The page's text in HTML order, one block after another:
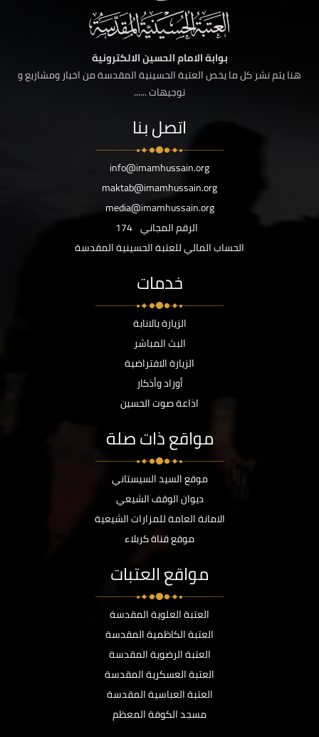
بوابة الامام الحسين الالكترونية
هنا يتم نشر كل ما يخص العتبة الحسينية المقدسة من اخبار ومشاريع و
توجيهات ......
اتصل بنا
info@imamhussain.org
maktab@imamhussain.org
media@imamhussain.org
الرقم المجاني 174
الحساب المالي للعتبة الحسينية المقدسة
خدمات
الزيارة بالانابة
البث المباشر
الزيارة الافتراضية
أوراد وأذكار
اذاعة صوت الحسين
مواقع ذات صلة
موقع السيد السيستاني
ديوان الوقف الشيعي
الامانة العامة للمزارات الشيعية
موقع قناة كربلاء
مواقع العتبات
العتبة العلوية المقدسة
العتبة الكاظمية المقدسة
العتبة الرضوية المقدسة
العتبة العسكرية المقدسة
العتبة العباسية المقدسة
مسجد الكوفة المعظم